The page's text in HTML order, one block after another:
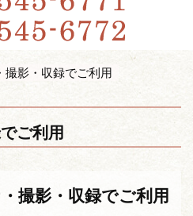
撮影・収録でご利用
ご利用
撮影・収録でご利用